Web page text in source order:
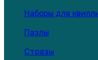
Наборы для
Пазлы
Стразы